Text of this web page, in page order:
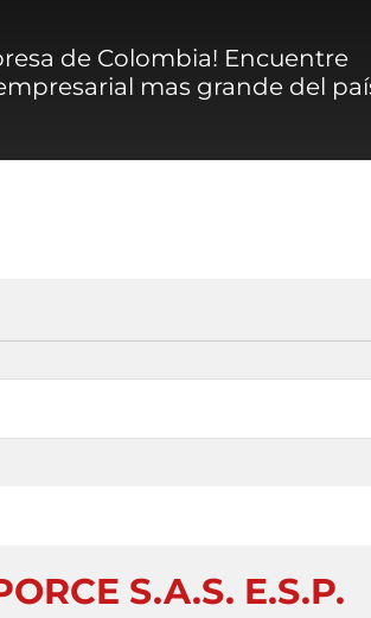
de Colombia! Encuentre
mas grande del
S.A.S. E.S.P.